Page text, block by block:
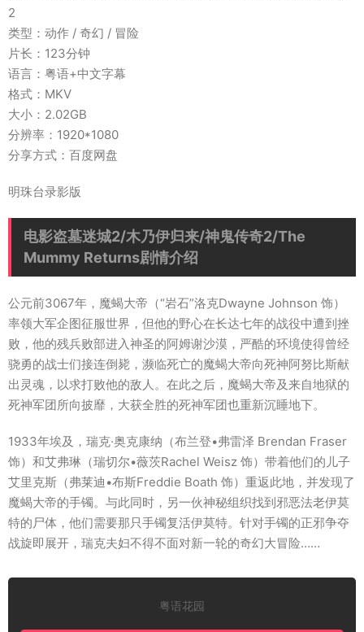
2
类型：动作 / 奇幻 / 冒险
片长：123分钟
语言：粤语+中文字幕
格式：MKV
大小：2.02GB
分辨率：1920*1080
分享方式：百度网盘
明珠台录影版
电影盗墓迷城2/木乃伊归来/神鬼传奇2/The
Mummy Returns剧情介绍
公元前3067年，魔蝎大帝（“岩石”洛克Dwayne Johnson 饰）
率领大军企图征服世界，但他的野心在长达七年的战役中遭到挫
败，他的残兵败部进入神圣的阿姆谢沙漠，严酷的环境使得曾经
骁勇的战士们接连倒毙，濒临死亡的魔蝎大帝向死神阿努比斯献
出灵魂，以求打败他的敌人。在此之后，魔蝎大帝及来自地狱的
死神军团所向披靡，大获全胜的死神军团也重新沉睡地下。
1933年埃及，瑞克·奥克康纳（布兰登•弗雷泽 Brendan Fraser
饰）和艾弗琳（瑞切尔•薇茨Rachel Weisz 饰）带着他们的儿子
艾里克斯（弗莱迪•布斯Freddie Boath 饰）重返此地，并发现了
魔蝎大帝的手镯。与此同时，另一伙神秘组织找到邪恶法老伊莫
特的尸体，他们需要那只手镯复活伊莫特。针对手镯的正邪争夺
战旋即展开，瑞克夫妇不得不面对新一轮的奇幻大冒险……
粤语花园